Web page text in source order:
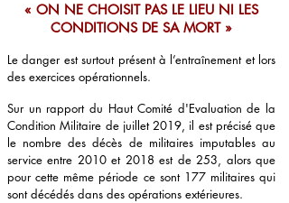
« ON NE CHOISIT PAS LE LIEU NI LES
CONDITIONS DE SA MORT »
Le danger est surtout présent à l’entraînement et lors
des exercices opérationnels.
Sur un rapport du Haut Comité d'Evaluation de la
Condition Militaire de juillet 2019, il est précisé que
le nombre des décès de militaires imputables au
service entre 2010 et 2018 est de 253, alors que
pour cette même période ce sont 177 militaires qui
sont décédés dans des opérations extérieures.